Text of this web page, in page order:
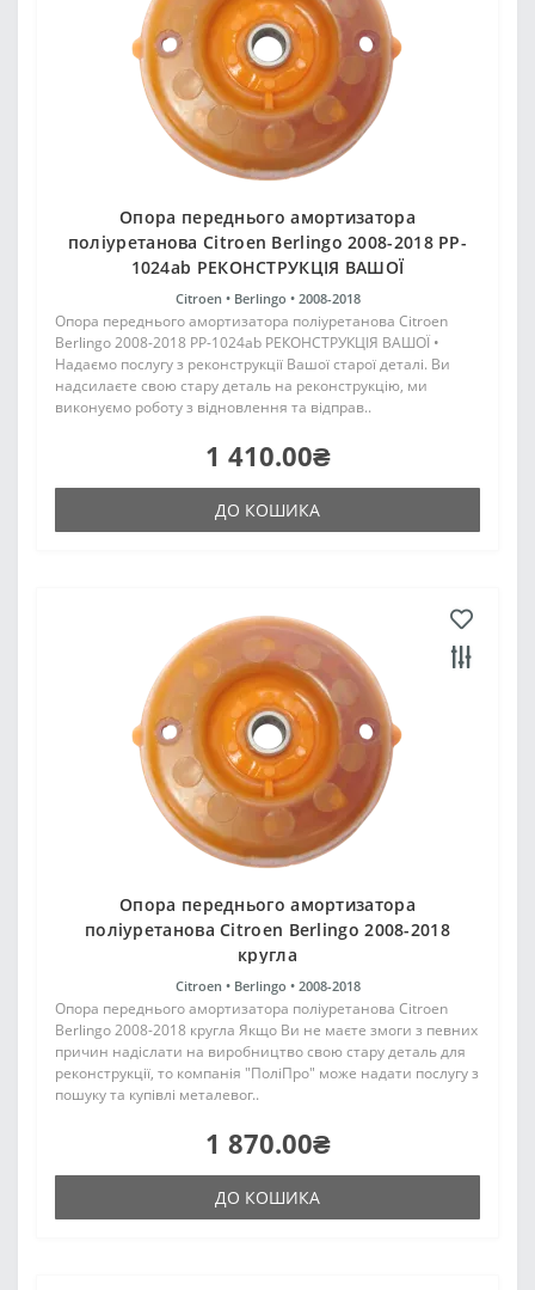
Опора переднього амортизатора
поліуретанова Citroen Berlingo 2008-2018 PP-
1024ab РЕКОНСТРУКЦІЯ ВАШОЇ
Citroen • Berlingo • 2008-2018
Опора переднього амортизатора поліуретанова Citroen
Berlingo 2008-2018 PP-1024ab РЕКОНСТРУКЦІЯ ВАШОЇ •
Надаємо послугу з реконструкції Вашої старої деталі. Ви
надсилаєте свою стару деталь на реконструкцію, ми
виконуємо роботу з відновлення та відправ..
1 410.00₴
ДО КОШИКА
Опора переднього амортизатора
поліуретанова Citroen Berlingo 2008-2018
кругла
Citroen • Berlingo • 2008-2018
Опора переднього амортизатора поліуретанова Citroen
Berlingo 2008-2018 кругла Якщо Ви не маєте змоги з певних
причин надіслати на виробництво свою стару деталь для
реконструкції, то компанія "ПоліПро" може надати послугу з
пошуку та купівлі металевог..
1 870.00₴
ДО КОШИКА